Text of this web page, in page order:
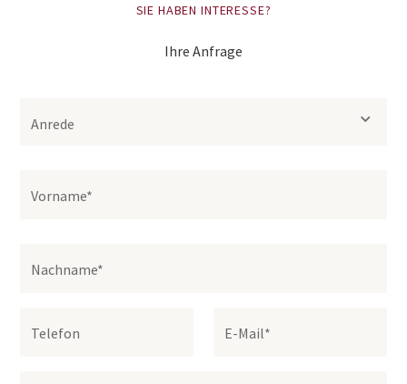
SIE HABEN INTERESSE?
Ihre Anfrage
Anrede
Vorname*
Nachname*
Telefon E-Mail*